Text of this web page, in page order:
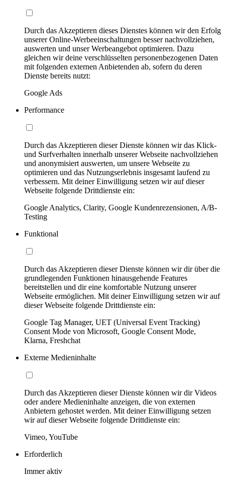
Durch das Akzeptieren dieses Dienstes können wir den Erfolg
unserer Online-Werbeeinschaltungen besser nachvollziehen,
auswerten und unser Werbeangebot optimieren. Dazu
gleichen wir deine verschlüsselten personenbezogenen Daten
mit folgenden externen Anbietenden ab, sofern du deren
Dienste bereits nutzt:
Google Ads
Performance
Durch das Akzeptieren dieser Dienste können wir das Klick-
und Surfverhalten innerhalb unserer Webseite nachvollziehen
und anonymisiert auswerten, um unsere Webseite zu
optimieren und das Nutzungserlebnis insgesamt laufend zu
verbessern. Mit deiner Einwilligung setzen wir auf dieser
Webseite folgende Drittdienste ein:
Google Analytics, Clarity, Google Kundenrezensionen, A/B-
Testing
Funktional
Durch das Akzeptieren dieser Dienste können wir dir über die
grundlegenden Funktionen hinausgehende Features
bereitstellen und dir eine komfortable Nutzung unserer
Webseite ermöglichen. Mit deiner Einwilligung setzen wir auf
dieser Webseite folgende Drittdienste ein:
Google Tag Manager, UET (Universal Event Tracking)
Consent Mode von Microsoft, Google Consent Mode,
Klarna, Freshchat
Externe Medieninhalte
Durch das Akzeptieren dieser Dienste können wir dir Videos
oder andere Medieninhalte anzeigen, die von externen
Anbietern gehostet werden. Mit deiner Einwilligung setzen
wir auf dieser Webseite folgende Drittdienste ein:
Vimeo, YouTube
Erforderlich
Immer aktiv